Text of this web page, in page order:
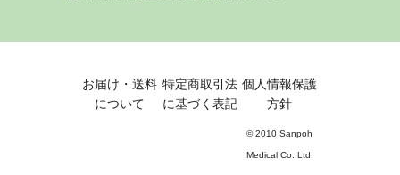
お届け・送料
について
特定商取引法
に基づく表記
個人情報保護
方針
© 2010 Sanpoh
Medical Co.,Ltd.